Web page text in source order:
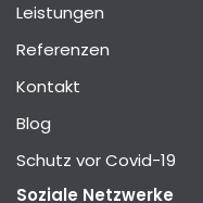
Leistungen
Referenzen
Kontakt
Blog
Schutz vor Covid-19
Soziale Netzwerke